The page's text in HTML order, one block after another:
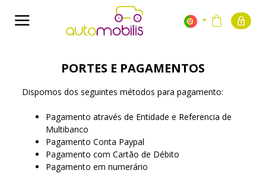
PORTES E PAGAMENTOS
Dispomos dos seguintes métodos para pagamento:
Pagamento através de Entidade e Referencia de
Multibanco
Pagamento Conta Paypal
Pagamento com Cartão de Débito
Pagamento em numerário